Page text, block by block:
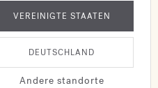
VEREINIGTE STAATEN
DEUTSCHLAND
Andere standorte